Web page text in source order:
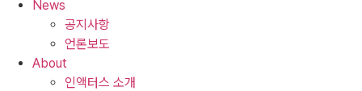
News
공지사항
언론보도
About
인액터스 소개